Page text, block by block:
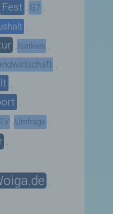
Fest , G7 ,
,
, Isarkies ,
,
,
,
, Umfrage ,
,
,